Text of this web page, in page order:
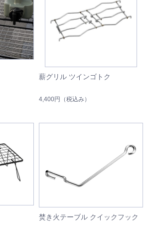
薪グリル ツインゴトク
4,400円 （税込み）
焚き火テーブル クイックフック